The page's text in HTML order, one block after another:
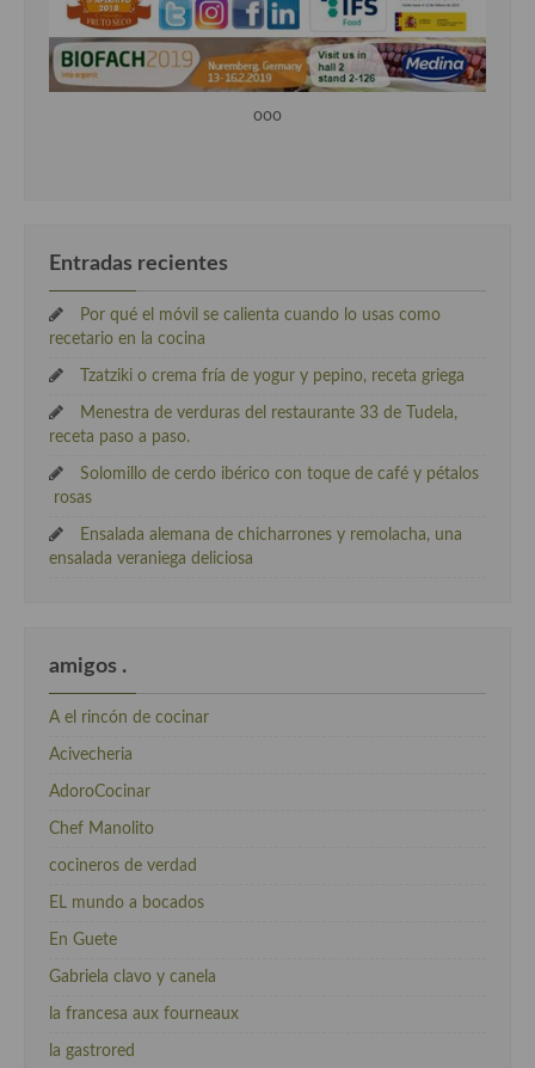
ooo
Entradas recientes
Por qué el móvil se calienta cuando lo usas como
recetario en la cocina
Tzatziki o crema fría de yogur y pepino, receta griega
Menestra de verduras del restaurante 33 de Tudela,
receta paso a paso.
Solomillo de cerdo ibérico con toque de café y pétalos
rosas
Ensalada alemana de chicharrones y remolacha, una
ensalada veraniega deliciosa
amigos .
A el rincón de cocinar
Acivecheria
AdoroCocinar
Chef Manolito
cocineros de verdad
EL mundo a bocados
En Guete
Gabriela clavo y canela
la francesa aux fourneaux
la gastrored